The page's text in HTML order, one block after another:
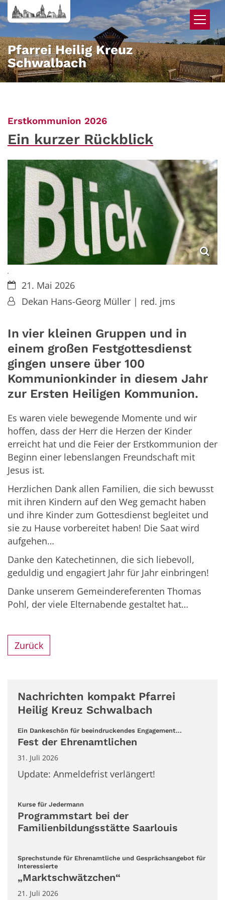
Zum Inhalt springen
Pfarrei Heilig Kreuz
Schwalbach
Erstkommunion 2026:
Ein kurzer Rückblick
.
Datum:21. Mai 2026
Von:Dekan Hans-Georg Müller | red. jms
In vier kleinen Gruppen und in
einem großen Festgottesdienst
gingen unsere über 100
Kommunionkinder in diesem Jahr
zur Ersten Heiligen Kommunion.
Es waren viele bewegende Momente und wir
hoffen, dass der Herr die Herzen der Kinder
erreicht hat und die Feier der Erstkommunion der
Beginn einer lebenslangen Freundschaft mit
Jesus ist.
Herzlichen Dank allen Familien, die sich bewusst
mit ihren Kindern auf den Weg gemacht haben
und ihre Kinder zum Gottesdienst begleitet und
sie zu Hause vorbereitet haben! Die Saat wird
aufgehen…
Danke den Katechetinnen, die sich liebevoll,
geduldig und engagiert Jahr für Jahr einbringen!
Danke unserem Gemeindereferenten Thomas
Pohl, der viele Elternabende gestaltet hat…
Zurück
Nachrichten kompakt Pfarrei
Heilig Kreuz Schwalbach
Ein Dankeschön für beeindruckendes Engagement...
Fest der Ehrenamtlichen
31. Juli 2026
Update: Anmeldefrist verlängert!
Kurse für Jedermann
Programmstart bei der
Familienbildungsstätte Saarlouis
Sprechstunde für Ehrenamtliche und Gesprächsangebot für
Interessierte:
„Marktschwätzchen“
21. Juli 2026